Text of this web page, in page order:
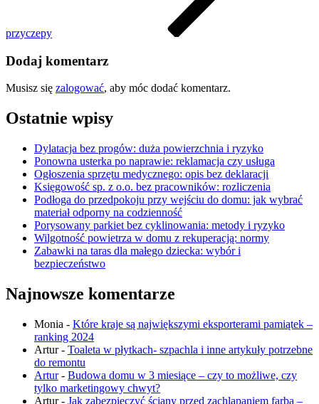
przyczepy
Dodaj komentarz
Musisz się zalogować, aby móc dodać komentarz.
Ostatnie wpisy
Dylatacja bez progów: duża powierzchnia i ryzyko
Ponowna usterka po naprawie: reklamacja czy usługa
Ogłoszenia sprzętu medycznego: opis bez deklaracji
Księgowość sp. z o.o. bez pracowników: rozliczenia
Podłoga do przedpokoju przy wejściu do domu: jak wybrać
materiał odporny na codzienność
Porysowany parkiet bez cyklinowania: metody i ryzyko
Wilgotność powietrza w domu z rekuperacją: normy
Zabawki na taras dla małego dziecka: wybór i
bezpieczeństwo
Najnowsze komentarze
Monia - Które kraje są największymi eksporterami pamiątek –
ranking 2024
Artur- Toaleta w płytkach- szpachla i inne artykuły potrzebne
do remontu
Artur- Budowa domu w 3 miesiące – czy to możliwe, czy
tylko marketingowy chwyt?
Artur- Jak zabezpieczyć ściany przed zachlapaniem farbą –